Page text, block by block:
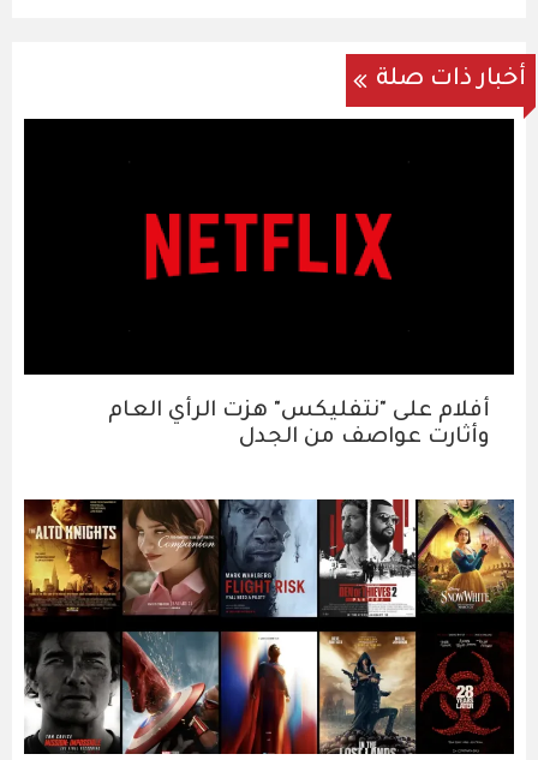
أخبار ذات صلة
أفلام على "نتفليكس" هزت الرأي العام
وأثارت عواصف من الجدل